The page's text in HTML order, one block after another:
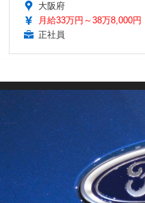
大阪府
月給33万円～38万8,000円
正社員